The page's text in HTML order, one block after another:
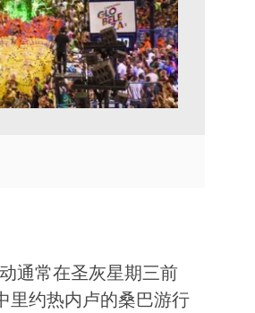
媒体云
云播出
通常在圣灰星期三前
里约热内卢的桑巴游行